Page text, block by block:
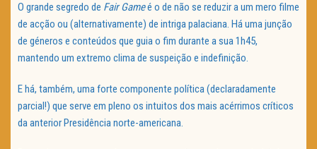
O grande segredo de Fair Gameé o de não se reduzir a um mero filme
de acção ou (alternativamente) de intriga palaciana. Há uma junção
de géneros e conteúdos que guia o fim durante a sua 1h45,
mantendo um extremo clima de suspeição e indefinição.
E há, também, uma forte componente política (declaradamente
parcial!) que serve em pleno os intuitos dos mais acérrimos críticos
da anterior Presidência norte-americana.